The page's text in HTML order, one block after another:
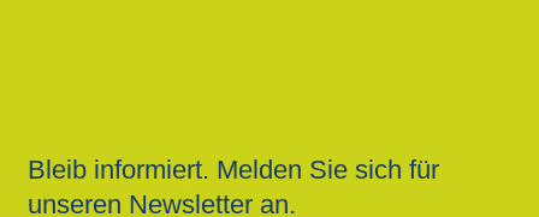
Bleib informiert. Melden Sie sich für
unseren Newsletter an.